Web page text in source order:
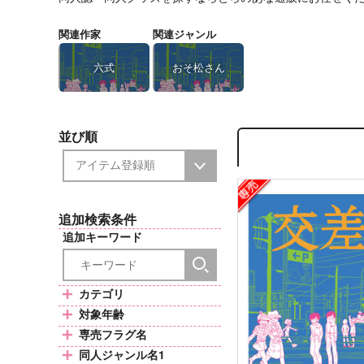
関連作家
六式
関連ジャンル
おそ松さん
並び順
追加検索条件
追加キーワード
カテゴリ
対象年齢
専売フラグ名
同人ジャンル名1